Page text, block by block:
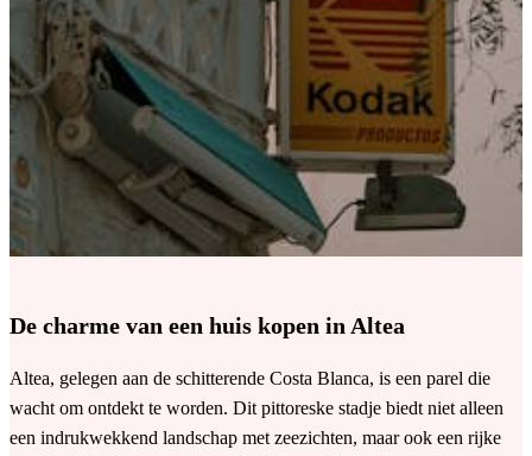
De charme van een huis kopen in Altea
Altea, gelegen aan de schitterende Costa Blanca, is een parel die
wacht om ontdekt te worden. Dit pittoreske stadje biedt niet alleen
een indrukwekkend landschap met zeezichten, maar ook een rijke